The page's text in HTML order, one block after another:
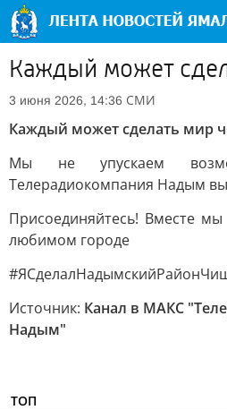
Каждый может
3 июня 2026, 14:36 СМИ
Каждый может сделать мир
Мы не упускаем
Телерадиокомпания Надым
Присоединяйтесь! Вместе
любимом городе
Источник: Канал в МАКС
Надым"
ТОП